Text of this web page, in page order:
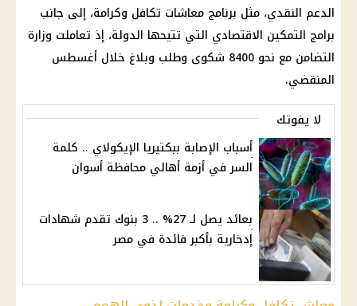
الدعم النقدي، مثل برنامج معاشات تكافل وكرامة، إلى جانب
برامج التمكين الاقتصادي التي تتيحها الدولة، إذ تعاملت وزارة
التضامن
مع نحو 8400 شكوى وطلب وبلاغ خلال أغسطس
المنقضي.
لا يفوتك
أسباب الإصابة ببكتيريا الإيكولاي .. كلمة
السر في أزمة أهالي محافظة أسوان
بعائد يصل لـ 27% .. 3 بنوك تقدم شهادات
إدخارية بأكبر فائدة في مصر